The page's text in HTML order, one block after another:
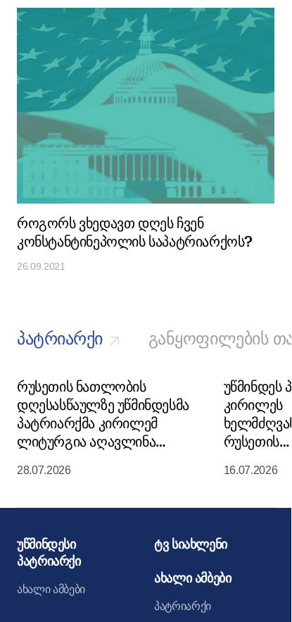
როგორს ვხედავთ დღეს ჩვენ
კონსტანტინეპოლის საპატრიარქოს?
26.09.2021
პატრიარქი განყოფილების
რუსეთის ნათლობის
დღესასწაულზე უწმინდესმა
პატრიარქმა კირილემ
ლიტურგია აღავლინა
მიძინების საკათედრო
28.07.2026
უწმინდეს
კირილეს
რუსეთის
ეკლესიის
16.07.2026
უწმინდესი
პატრიარქი
ახალი ამბები
ტვ სიახლენი
ახალი ამბები
პატრიარქი